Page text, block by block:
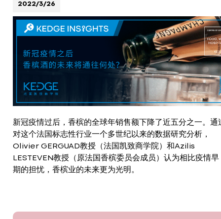
2022/3/26
新冠疫情过后，香槟的全球年销售额下降了近五分之一。通
对这个法国标志性行业一个多世纪以来的数据研究分析，
Olivier GERGUAD教授（法国凯致商学院）和Azilis
LESTEVEN教授（原法国香槟委员会成员）认为相比疫情早
期的担忧，香槟业的未来更为光明。